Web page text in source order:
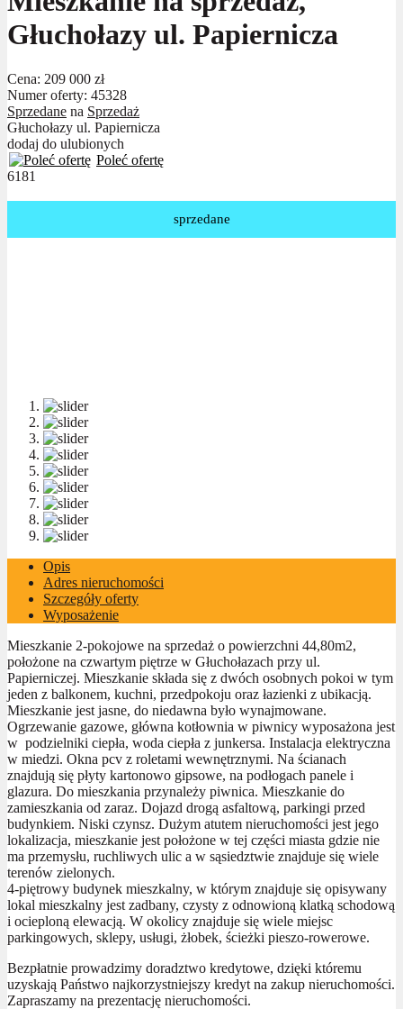
Głuchołazy ul. Papiernicza
Cena: 209 000 zł
Numer oferty: 45328
Sprzedane na Sprzedaż
Głuchołazy ul. Papiernicza
dodaj do ulubionych
Poleć ofertę
6181
sprzedane
Opis
Adres nieruchomości
Szczegóły oferty
Wyposażenie
Mieszkanie 2-pokojowe na sprzedaż o powierzchni 44,80m2,
położone na czwartym piętrze w Głuchołazach przy ul.
Papierniczej. Mieszkanie składa się z dwóch osobnych pokoi w tym
jeden z balkonem, kuchni, przedpokoju oraz łazienki z ubikacją.
Mieszkanie jest jasne, do niedawna było wynajmowane.
Ogrzewanie gazowe, główna kotłownia w piwnicy wyposażona jest
w podzielniki ciepła, woda ciepła z junkersa. Instalacja elektryczna
w miedzi. Okna pcv z roletami wewnętrznymi. Na ścianach
znajdują się płyty kartonowo gipsowe, na podłogach panele i
glazura. Do mieszkania przynależy piwnica. Mieszkanie do
zamieszkania od zaraz. Dojazd drogą asfaltową, parkingi przed
budynkiem. Niski czynsz. Dużym atutem nieruchomości jest jego
lokalizacja, mieszkanie jest położone w tej części miasta gdzie nie
ma przemysłu, ruchliwych ulic a w sąsiedztwie znajduje się wiele
terenów zielonych.
4-piętrowy budynek mieszkalny, w którym znajduje się opisywany
lokal mieszkalny jest zadbany, czysty z odnowioną klatką schodową
i ocieploną elewacją. W okolicy znajduje się wiele miejsc
parkingowych, sklepy, usługi, żłobek, ścieżki pieszo-rowerowe.
Bezpłatnie prowadzimy doradztwo kredytowe, dzięki któremu
uzyskają Państwo najkorzystniejszy kredyt na zakup nieruchomości.
Zapraszamy na prezentację nieruchomości.